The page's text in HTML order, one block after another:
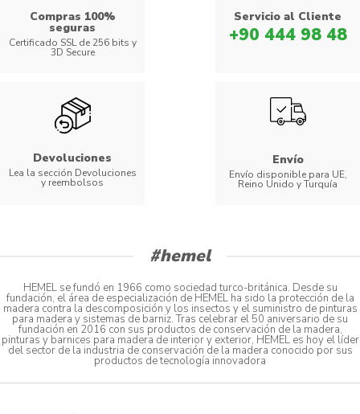
Compras 100%
seguras
Certificado SSL de 256 bits y
3D Secure
Servicio al Cliente
+90 444 98 48
Devoluciones
Lea la sección Devoluciones
y reembolsos
Envío
Envío disponible para UE,
Reino Unido y Turquía
#hemel
HEMEL se fundó en 1966 como sociedad turco-británica. Desde su
fundación, el área de especialización de HEMEL ha sido la protección de la
madera contra la descomposición y los insectos y el suministro de pinturas
para madera y sistemas de barniz. Tras celebrar el 50 aniversario de su
fundación en 2016 con sus productos de conservación de la madera,
pinturas y barnices para madera de interior y exterior, HEMEL es hoy el líder
del sector de la industria de conservación de la madera conocido por sus
productos de tecnología innovadora